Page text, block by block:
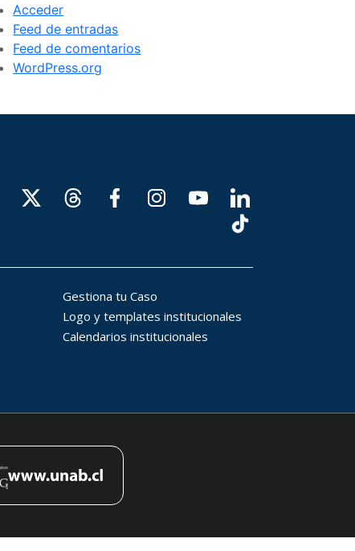
Acceder
Feed de entradas
Feed de comentarios
WordPress.org